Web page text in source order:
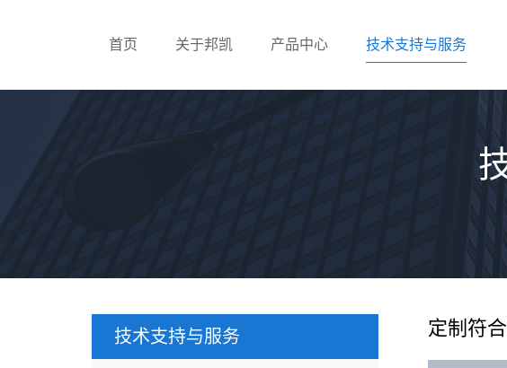
首页 关于邦凯 产品中心 技术支持与服务
技术支持与服务 定制符